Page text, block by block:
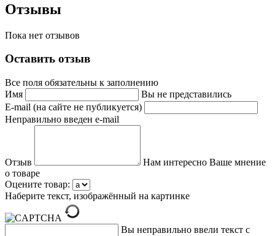
Отзывы
Пока нет отзывов
Оставить отзыв
Все поля обязательны к заполнению
Имя
Вы не представились
E-mail (на сайте не публикуется)
Неправильно введен e-mail
Отзыв
Нам интересно Ваше мнение
о товаре
Оцените товар:
Наберите текст, изображённый на картинке
Вы неправильно ввели текст с